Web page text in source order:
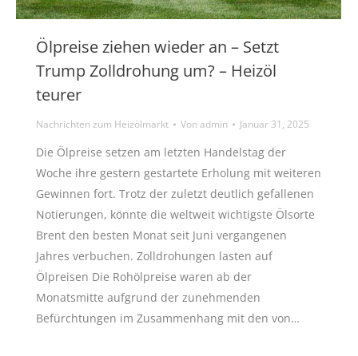
Ölpreise ziehen wieder an – Setzt
Trump Zolldrohung um? – Heizöl
teurer
Nachrichten zum Heizölmarkt Vonadmin Januar 31, 2025
Die Ölpreise setzen am letzten Handelstag der
Woche ihre gestern gestartete Erholung mit weiteren
Gewinnen fort. Trotz der zuletzt deutlich gefallenen
Notierungen, könnte die weltweit wichtigste Ölsorte
Brent den besten Monat seit Juni vergangenen
Jahres verbuchen. Zolldrohungen lasten auf
Ölpreisen Die Rohölpreise waren ab der
Monatsmitte aufgrund der zunehmenden
Befürchtungen im Zusammenhang mit den von…